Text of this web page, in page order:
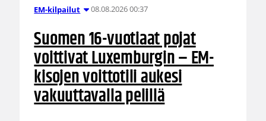
EM-kilpailut 08.08.2026 00:37
Suomen 16-vuotiaat pojat
voittivat Luxemburgin – EM-
kisojen voittotili aukesi
vakuuttavalla pelillä